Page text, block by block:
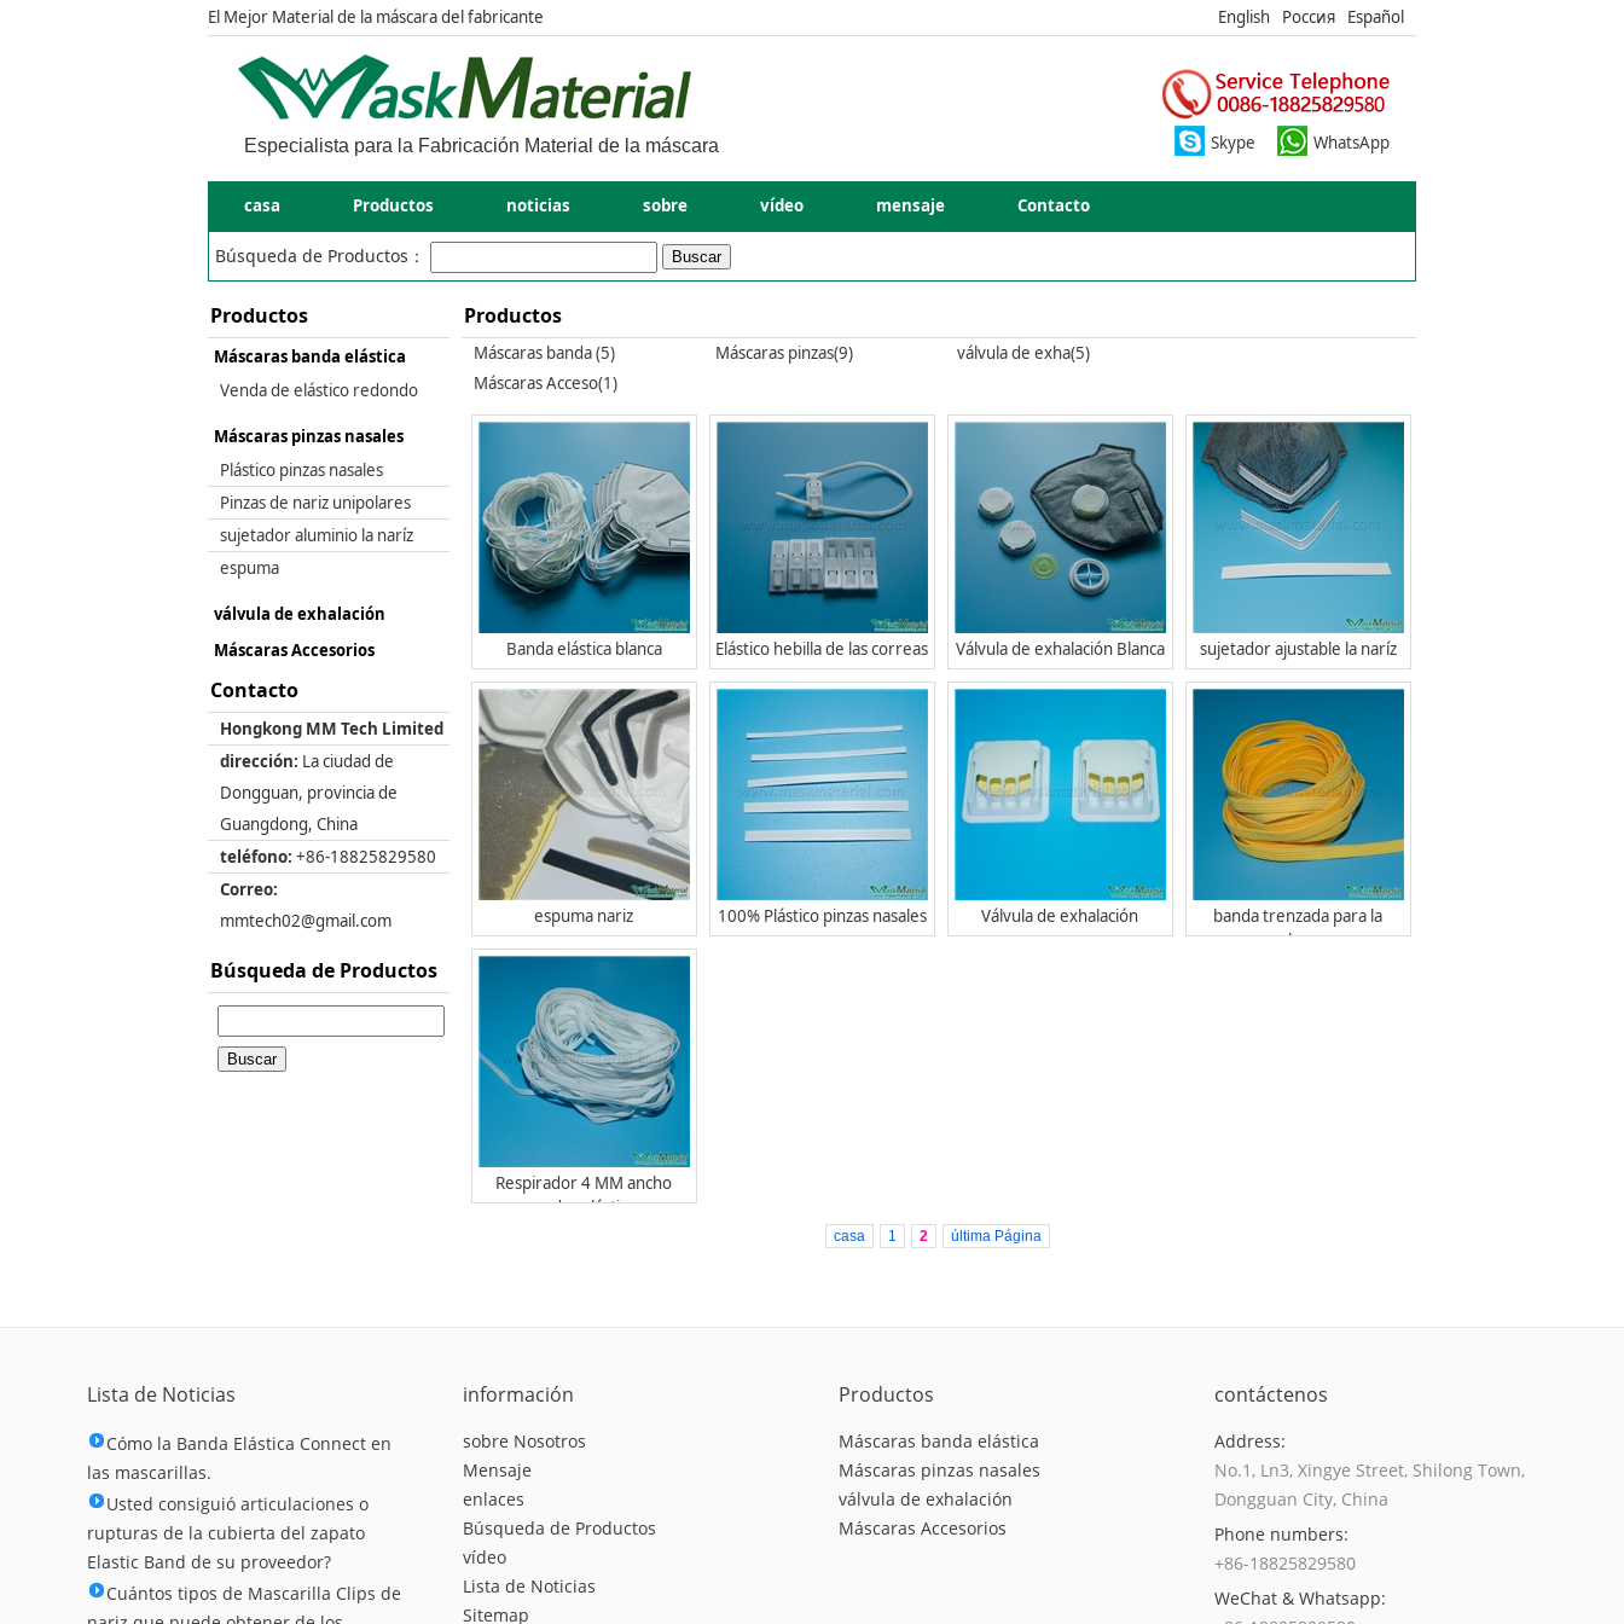
El Mejor Material de la máscara del fabricante English Россия Español
Especialista para la Fabricación Material de la máscara Skype WhatsApp
casa Productos noticias sobre vídeo mensaje Contacto
Búsqueda de Productos：
Productos
Máscaras banda elástica
Venda de elástico redondo
Máscaras pinzas nasales
Plástico pinzas nasales
Pinzas de nariz unipolares
sujetador aluminio la naríz
espuma
válvula de exhalación
Máscaras Accesorios
Contacto
Hongkong MM Tech Limited
dirección: La ciudad de
Dongguan, provincia de
Guangdong, China
teléfono: +86-18825829580
Correo:
mmtech02@gmail.com
Búsqueda de Productos
Productos
Máscaras banda (5) Máscaras pinzas(9)
válvula de exha(5)
Máscaras Acceso(1)
Banda elástica blanca Elástico hebilla de las correas Válvula de exhalación Blanca sujetador ajustable la naríz
espuma nariz 100% Plástico pinzas nasales Válvula de exhalación
banda trenzada para la
cabeza
Respirador 4 MM ancho
vendas elásticos
casa 1 2 última Página
Lista de Noticias
Cómo la Banda Elástica Connect en
las mascarillas.
Usted consiguió articulaciones o
rupturas de la cubierta del zapato
Elastic Band de su proveedor?
Cuántos tipos de Mascarilla Clips de
información
sobre Nosotros
Mensaje
enlaces
Búsqueda de Productos
vídeo
Lista de Noticias
Sitemap
Productos
Máscaras banda elástica
Máscaras pinzas nasales
válvula de exhalación
Máscaras Accesorios
contáctenos
Address:
No.1, Ln3, Xingye Street, Shilong Town,
Dongguan City, China
Phone numbers:
+86-18825829580
WeChat & Whatsapp: